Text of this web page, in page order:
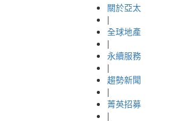
關於亞太
|
全球地產
|
永續服務
|
趨勢新聞
|
菁英招募
|